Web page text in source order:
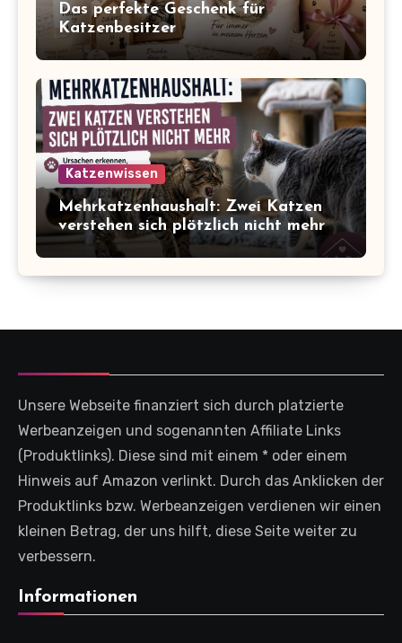
Das perfekte Geschenk für
Katzenbesitzer
Katzenwissen
Mehrkatzenhaushalt: Zwei Katzen
verstehen sich plötzlich nicht mehr
Unsere Webseite finanziert sich durch platzierte
Werbeanzeigen und sogenannten Affiliate Links
(Produktlinks). Diese sind mit einem * oder einem
Hinweis auf Amazon verlinkt. Durch das Anklicken der
Produktlinks bzw. Werbeanzeigen verdienen wir einen
kleinen Betrag, der uns hilft, diese Seite weiter zu
verbessern.
Informationen